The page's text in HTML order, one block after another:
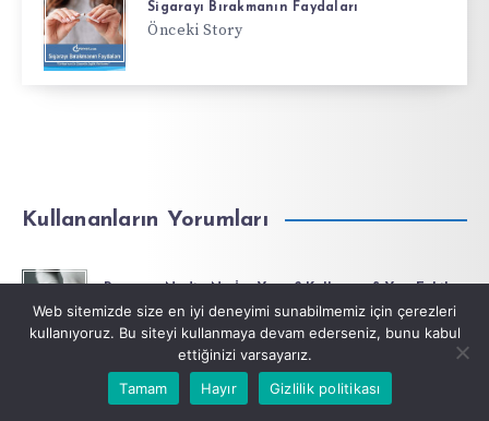
Sigarayı Bırakmanın Faydaları
Önceki Story
Kullananların Yorumları
Mayıs 29, 2026
Faverin Nedir ve Ne İçin Kullanılır?
Kasım 1, 2024
Web sitemizde size en iyi deneyimi sunabilmemiz için çerezleri
kullanıyoruz. Bu siteyi kullanmaya devam ederseniz, bunu kabul
ettiğinizi varsayarız.
Tamam
Hayır Gizlilik politikası